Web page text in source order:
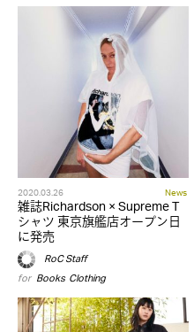
2020.03.26 News
雑誌Richardson × Supreme T
シャツ 東京旗艦店オープン日
に発売
RoC Staff
for Books,Clothing